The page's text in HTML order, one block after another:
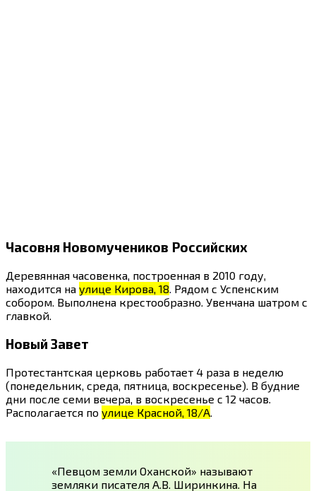
Часовня Новомучеников Российских
Деревянная часовенка, построенная в 2010 году,
находится на улице Кирова, 18. Рядом с Успенским
собором. Выполнена крестообразно. Увенчана шатром с
главкой.
Новый Завет
Протестантская церковь работает 4 раза в неделю
(понедельник, среда, пятница, воскресенье). В будние
дни после семи вечера, в воскресенье с 12 часов.
Располагается по улице Красной, 18/А
«Певцом земли Оханской» называют
земляки писателя А.В. Ширинкина. На